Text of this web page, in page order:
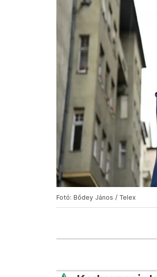
Fotó: Bődey János / Telex